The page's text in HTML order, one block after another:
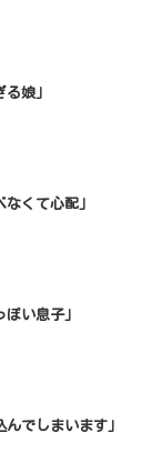
娘」
なくて心配」
ぽい息子」
んでしまいます」